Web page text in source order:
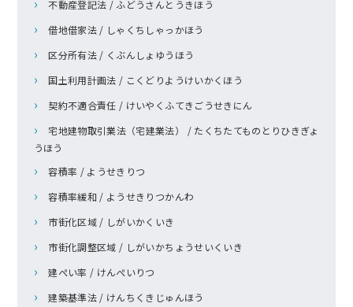
不動産登記法 / ふどうさんとうきほう
借地借家法 / しゃくちしゃっかほう
区分所有法 / くぶんしょゆうほう
国土利用計画法 / こくどりようけいかくほう
契約不適合責任 / けいやくふてきごうせきにん
宅地建物取引業法（宅建業法） / たくちたてものとりひきぎょ
うほう
容積率 / ようせきりつ
容積率緩和 / ようせきりつかんわ
市街化区域 / しがいかくいき
市街化調整区域 / しがいかちょうせいくいき
建ぺい率 / けんぺいりつ
建築基準法 / けんちくきじゅんほう